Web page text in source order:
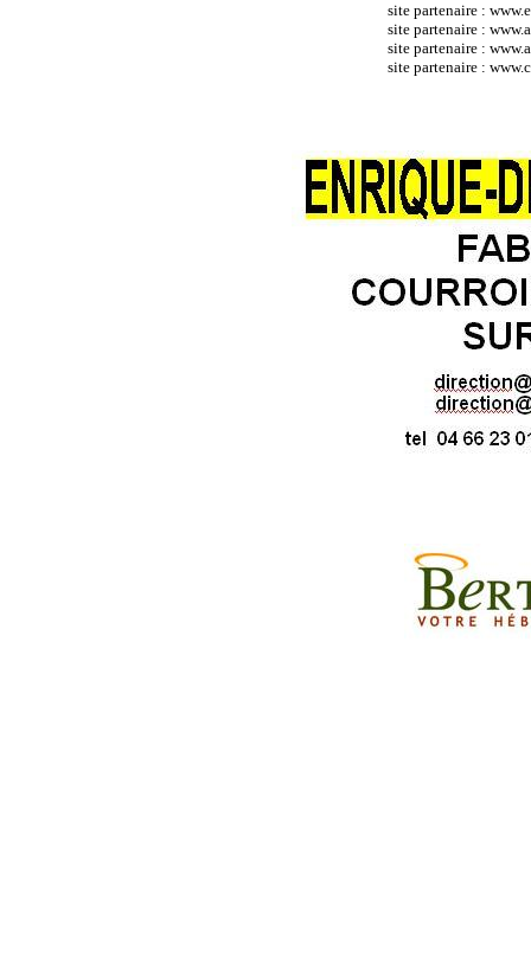
site partenaire :
site partenaire :
site partenaire :
site partenaire :